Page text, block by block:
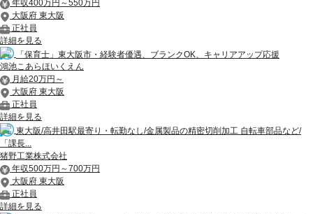
年収400万円～550万円
大阪府 東大阪
正社員
詳細を見る
「保育士」東大阪市・経験者優遇、ブランクOK、キャリアアップ応援
鴻池こあらほいくえん
月給20万円～
大阪府 東大阪
正社員
詳細を見る
東大阪/高井田駅最寄り・転勤なし/金属製品の精密切削加工 自転車部品など/
「課長...
猪野工業株式会社
年収500万円～700万円
大阪府 東大阪
正社員
詳細を見る